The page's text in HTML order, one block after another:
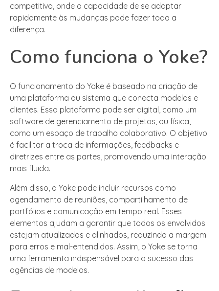
competitivo, onde a capacidade de se adaptar
rapidamente às mudanças pode fazer toda a
diferença.
Como funciona o Yoke?
O funcionamento do Yoke é baseado na criação de
uma plataforma ou sistema que conecta modelos e
clientes. Essa plataforma pode ser digital, como um
software de gerenciamento de projetos, ou física,
como um espaço de trabalho colaborativo. O objetivo
é facilitar a troca de informações, feedbacks e
diretrizes entre as partes, promovendo uma interação
mais fluida.
Além disso, o Yoke pode incluir recursos como
agendamento de reuniões, compartilhamento de
portfólios e comunicação em tempo real. Esses
elementos ajudam a garantir que todos os envolvidos
estejam atualizados e alinhados, reduzindo a margem
para erros e mal-entendidos. Assim, o Yoke se torna
uma ferramenta indispensável para o sucesso das
agências de modelos.